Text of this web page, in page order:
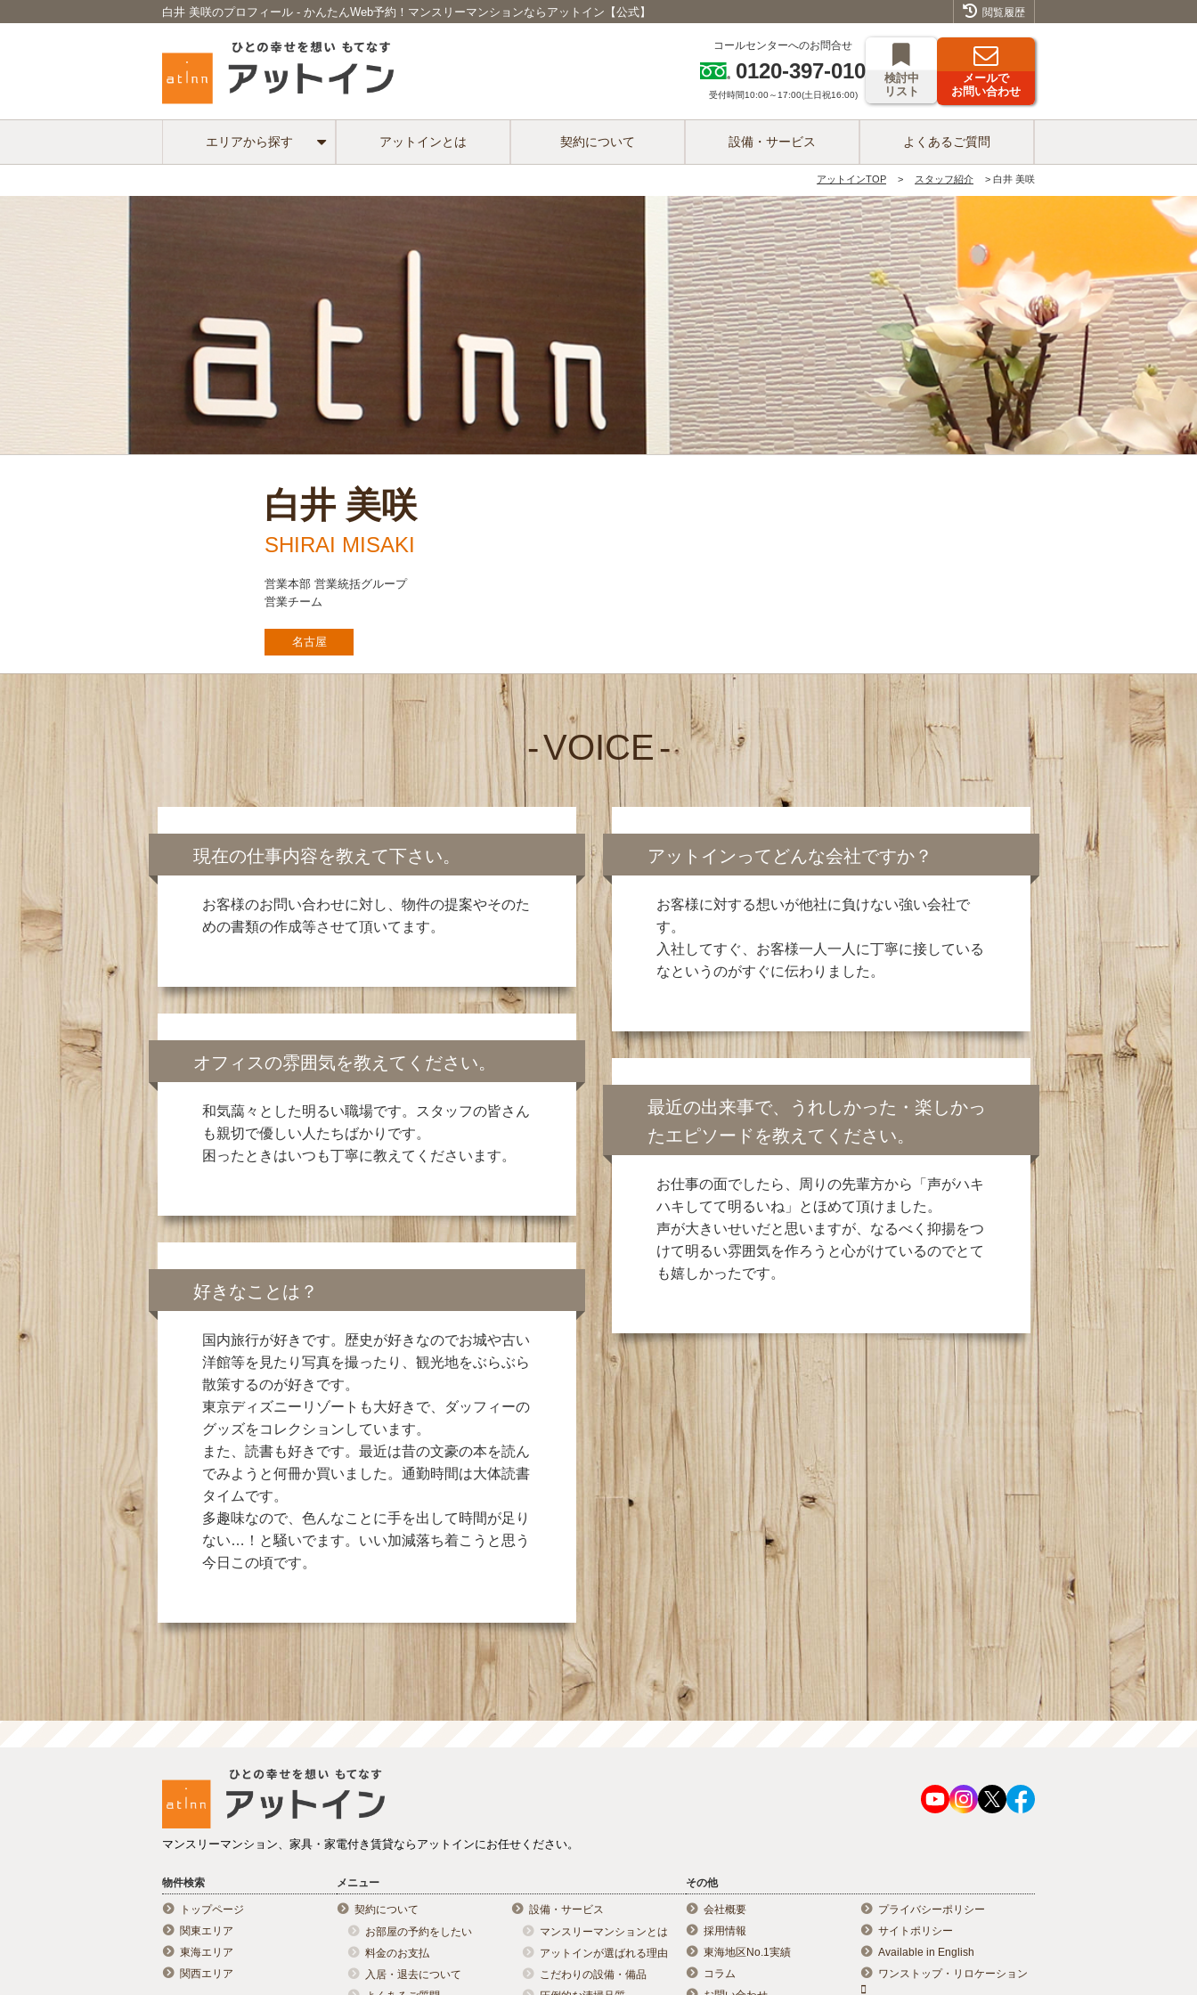
白井 美咲のプロフィール - かんたんWeb予約！マンスリーマンションならアットイン【公式】 閲覧履歴
コールセンターへのお問合せ
0120-397-010
受付時間10:00～17:00(土日祝16:00)
検討中
リスト
メールで
お問い合わせ
エリアから探す アットインとは 契約について 設備・サービス よくあるご質問
アットインTOP スタッフ紹介 白井 美咲
白井 美咲
SHIRAI MISAKI
営業本部 営業統括グループ
営業チーム
名古屋
VOICE
現在の仕事内容を教えて下さい。
お客様のお問い合わせに対し、物件の提案やそのた
めの書類の作成等させて頂いてます。
アットインってどんな会社ですか？
お客様に対する想いが他社に負けない強い会社で
す。
入社してすぐ、お客様一人一人に丁寧に接している
なというのがすぐに伝わりました。
オフィスの雰囲気を教えてください。
和気藹々とした明るい職場です。スタッフの皆さん
も親切で優しい人たちばかりです。
困ったときはいつも丁寧に教えてくださいます。
最近の出来事で、うれしかった・楽しかっ
たエピソードを教えてください。
お仕事の面でしたら、周りの先輩方から「声がハキ
ハキしてて明るいね」とほめて頂けました。
声が大きいせいだと思いますが、なるべく抑揚をつ
けて明るい雰囲気を作ろうと心がけているのでとて
も嬉しかったです。
好きなことは？
国内旅行が好きです。歴史が好きなのでお城や古い
洋館等を見たり写真を撮ったり、観光地をぶらぶら
散策するのが好きです。
東京ディズニーリゾートも大好きで、ダッフィーの
グッズをコレクションしています。
また、読書も好きです。最近は昔の文豪の本を読ん
でみようと何冊か買いました。通勤時間は大体読書
タイムです。
多趣味なので、色んなことに手を出して時間が足り
ない…！と騒いでます。いい加減落ち着こうと思う
今日この頃です。
マンスリーマンション、家具・家電付き賃貸ならアットインにお任せください。
物件検索
トップページ
関東エリア
東海エリア
関西エリア
メニュー
契約について
お部屋の予約をしたい
料金のお支払
入居・退去について
設備・サービス
マンスリーマンションとは
アットインが選ばれる理由
こだわりの設備・備品
その他
会社概要
採用情報
東海地区No.1実績
コラム
プライバシーポリシー
サイトポリシー
Available in English
ワンストップ・リロケーション